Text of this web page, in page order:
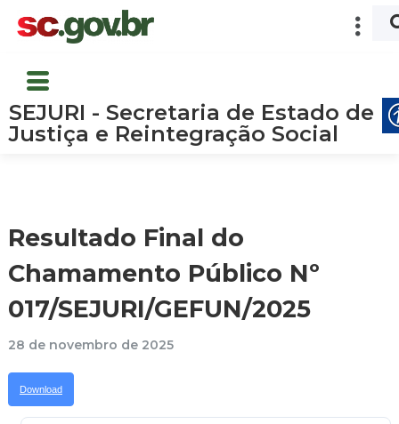
SEJURI - Secretaria de Estado de
Justiça e Reintegração Social
Resultado Final do
Chamamento Público Nº
017/SEJURI/GEFUN/2025
28 de novembro de 2025
Download